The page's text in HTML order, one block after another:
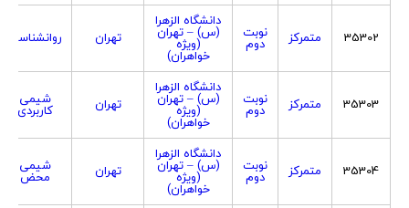
35302 متمرکز نوبت
دوم
دانشگاه الزهرا
(س) – تهران
(ویژه
خواهران)
تهران روانشناسی
35303 متمرکز نوبت
دوم
دانشگاه الزهرا
(س) – تهران
(ویژه
خواهران)
تهران شیمی
کاربردی
35304 متمرکز نوبت
دوم
دانشگاه الزهرا
(س) – تهران
(ویژه
خواهران)
تهران شیمی
محض